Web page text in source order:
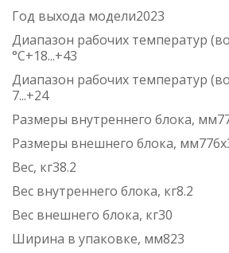
Год выхода модели2023
Диапазон рабочих температур
°C+18...+43
Диапазон рабочих температур
7...+24
Размеры внутреннего блока,
Размеры внешнего блока,
Вес, кг38.2
Вес внутреннего блока, кг8.2
Вес внешнего блока, кг30
Ширина в упаковке, мм823